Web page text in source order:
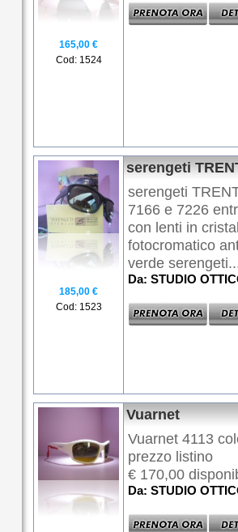
165,00 €
Cod: 1524
185,00 €
Cod: 1523
serengeti
serengeti
7166 e 7226
con lenti in
fotocromatico
verde
Da: STUDIO
Vuarnet
Vuarnet 4113
prezzo listino
€ 170,00
Da: STUDIO